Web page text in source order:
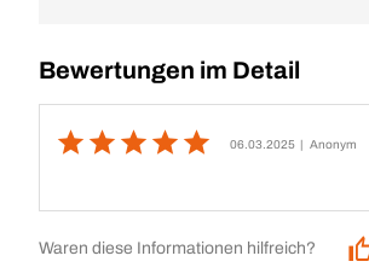
Bewertungen im Detail
06.03.2025 | Anonym
Waren diese Informationen hilfreich?